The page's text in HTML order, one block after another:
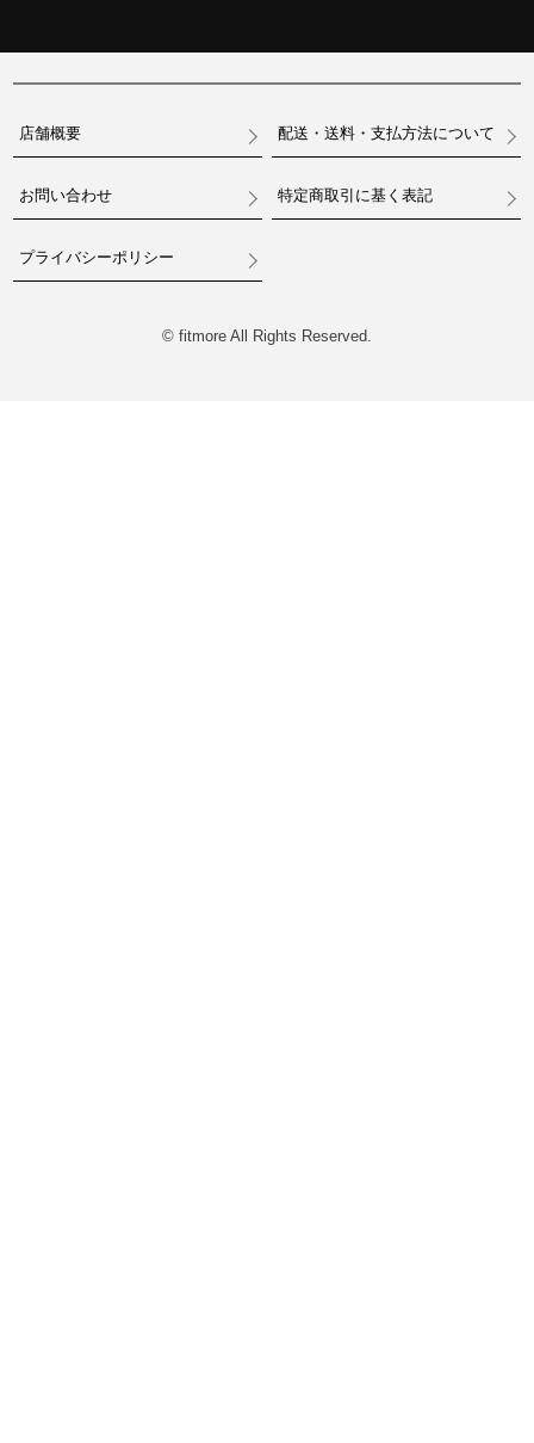
店舗概要 配送・送料・支払方法について
お問い合わせ 特定商取引に基く表記
プライバシーポリシー
© fitmore All Rights Reserved.